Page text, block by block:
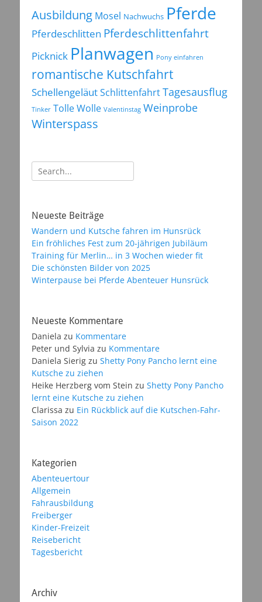
Ausbildung Mosel Nachwuchs Pferde
Pferdeschlitten Pferdeschlittenfahrt
Picknick Planwagen Pony einfahren
romantische Kutschfahrt
SchellengeläutSchlittenfahrtTagesausflug
Tinker Tolle Wolle Valentinstag Weinprobe
Winterspass
Suchen
nach:
Neueste Beiträge
Wandern und Kutsche fahren im Hunsrück
Ein fröhliches Fest zum 20-jährigen Jubiläum
Training für Merlin… in 3 Wochen wieder fit
Die schönsten Bilder von 2025
Winterpause bei Pferde Abenteuer Hunsrück
Neueste Kommentare
Daniela zu Kommentare
Peter und Sylvia zu Kommentare
Daniela Sierig zu Shetty Pony Pancho lernt eine
Kutsche zu ziehen
Heike Herzberg vom Stein zu Shetty Pony Pancho
lernt eine Kutsche zu ziehen
Clarissa zu Ein Rückblick auf die Kutschen-Fahr-
Saison 2022
Kategorien
Abenteuertour
Allgemein
Fahrausbildung
Freiberger
Kinder-Freizeit
Reisebericht
Tagesbericht
Archiv